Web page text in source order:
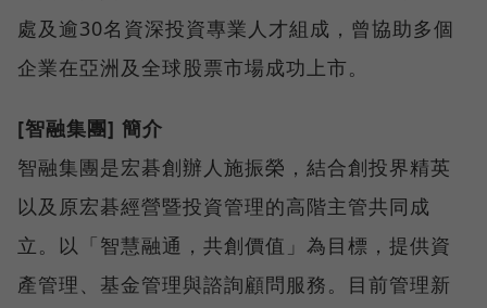
處及逾30名資深投資專業人才組成，曾協助多個
企業在亞洲及全球股票市場成功上市。
[智融集團] 簡介
智融集團是宏碁創辦人施振榮，結合創投界精英
以及原宏碁經營暨投資管理的高階主管共同成
立。以「智慧融通，共創價值」為目標，提供資
產管理、基金管理與諮詢顧問服務。目前管理新